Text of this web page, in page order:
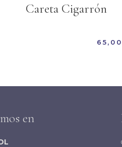
Careta Cigarrón
65,00
en